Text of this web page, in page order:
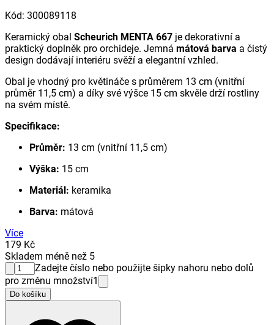
Kód: 300089118
Keramický obal Scheurich MENTA 667 je dekorativní a
praktický doplněk pro orchideje. Jemná mátová barva a čistý
design dodávají interiéru svěží a elegantní vzhled.
Obal je vhodný pro květináče s průměrem 13 cm (vnitřní
průměr 11,5 cm) a díky své výšce 15 cm skvěle drží rostliny
na svém místě.
Specifikace:
Průměr: 13 cm (vnitřní 11,5 cm)
Výška: 15 cm
Materiál: keramika
Barva: mátová
Více
179 Kč
Skladem méně než 5
Zadejte číslo nebo použijte šipky nahoru nebo dolů
pro změnu množství1
Do košíku